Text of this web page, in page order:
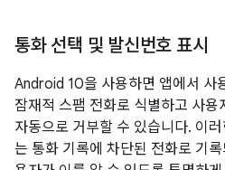
통화 선택 및 발신번호 표시
Android 10을 사용하면 앱에서 사
잠재적 스팸 전화로 식별하고 사
자동으로 거부할 수 있습니다. 이
는 통화 기록에 차단된 전화로 기